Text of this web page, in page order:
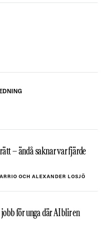
– ändå saknar var fjärde
OCH ALEXANDER LOSJÖ
för unga där AI blir en